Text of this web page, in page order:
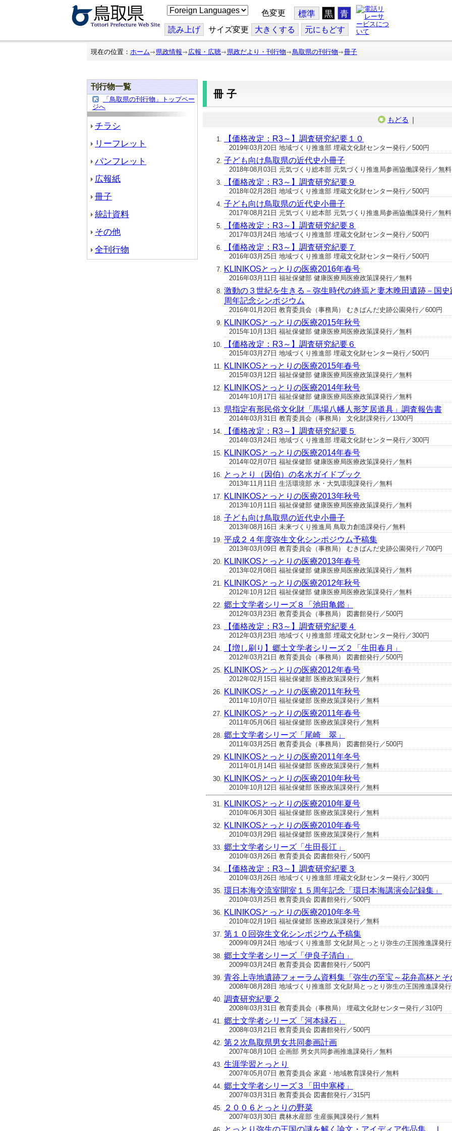
こ
の
ジ
を
翻
色変更 標準 黒 青
読み上げ サイズ変更 大きくする 元にもどす
現在の位置： ホーム 県政情報 広報・広聴 県政だより・刊行物 鳥取県の刊行物 冊子
刊行物一覧
「鳥取県の刊行物」トップペー
ジへ
チラシ
リーフレット
パンフレット
広報紙
冊子
統計資料
その他
全刊行物
冊子
もどる ｜
【価格改定：R3～】調査研究紀要１０
2019年03月20日 地域づくり推進部 埋蔵文化財センター発行／500円
子ども向け鳥取県の近代史小冊子
2018年08月03日 元気づくり総本部 元気づくり推進局参画協働課発行／無料
【価格改定：R3～】調査研究紀要９
2018年02月28日 地域づくり推進部 埋蔵文化財センター発行／500円
子ども向け鳥取県の近代史小冊子
2017年08月21日 元気づくり総本部 元気づくり推進局参画協働課発行／無料
【価格改定：R3～】調査研究紀要８
2017年03月24日 地域づくり推進部 埋蔵文化財センター発行／500円
【価格改定：R3～】調査研究紀要７
2016年03月25日 地域づくり推進部 埋蔵文化財センター発行／500円
KLINIKOSとっとりの医療2016年春号
2016年03月11日 福祉保健部 健康医療局医療政策課発行／無料
激動の３世紀を生きる－弥生時代の終焉と妻木晩田遺跡－国史
周年記念シンポジウム
2016年01月20日 教育委員会（事務局） むきばんだ史跡公園発行／600円
KLINIKOSとっとりの医療2015年秋号
2015年10月13日 福祉保健部 健康医療局医療政策課発行／無料
【価格改定：R3～】調査研究紀要６
2015年03月27日 地域づくり推進部 埋蔵文化財センター発行／500円
KLINIKOSとっとりの医療2015年春号
2015年03月12日 福祉保健部 健康医療局医療政策課発行／無料
KLINIKOSとっとりの医療2014年秋号
2014年10月17日 福祉保健部 健康医療局医療政策課発行／無料
県指定有形民俗文化財「馬場八幡人形芝居道具」調査報告書
2014年03月31日 教育委員会（事務局） 文化財課発行／1300円
【価格改定：R3～】調査研究紀要５
2014年03月24日 地域づくり推進部 埋蔵文化財センター発行／300円
KLINIKOSとっとりの医療2014年春号
2014年02月07日 福祉保健部 健康医療局医療政策課発行／無料
とっとり（因伯）の名水ガイドブック
2013年11月11日 生活環境部 水・大気環境課発行／無料
KLINIKOSとっとりの医療2013年秋号
2013年10月11日 福祉保健部 健康医療局医療政策課発行／無料
子ども向け鳥取県の近代史小冊子
2013年08月16日 未来づくり推進局 鳥取力創造課発行／無料
平成２４年度弥生文化シンポジウム予稿集
2013年03月09日 教育委員会（事務局） むきばんだ史跡公園発行／700円
KLINIKOSとっとりの医療2013年春号
2013年02月08日 福祉保健部 健康医療局医療政策課発行／無料
KLINIKOSとっとりの医療2012年秋号
2012年10月12日 福祉保健部 健康医療局医療政策課発行／無料
郷土文学者シリーズ８「池田亀鑑」
2012年03月23日 教育委員会（事務局） 図書館発行／500円
【価格改定：R3～】調査研究紀要４
2012年03月23日 地域づくり推進部 埋蔵文化財センター発行／300円
【増し刷り】郷土文学者シリーズ２「生田春月」
2012年03月21日 教育委員会（事務局） 図書館発行／500円
KLINIKOSとっとりの医療2012年春号
2012年02月15日 福祉保健部 医療政策課発行／無料
KLINIKOSとっとりの医療2011年秋号
2011年10月07日 福祉保健部 医療政策課発行／無料
KLINIKOSとっとりの医療2011年春号
2011年05月06日 福祉保健部 医療政策課発行／無料
郷土文学者シリーズ「尾崎 翠」
2011年03月25日 教育委員会（事務局） 図書館発行／500円
KLINIKOSとっとりの医療2011年冬号
2011年01月14日 福祉保健部 医療政策課発行／無料
KLINIKOSとっとりの医療2010年秋号
2010年10月12日 福祉保健部 医療政策課発行／無料
KLINIKOSとっとりの医療2010年夏号
2010年06月30日 福祉保健部 医療政策課発行／無料
KLINIKOSとっとりの医療2010年春号
2010年03月29日 福祉保健部 医療政策課発行／無料
郷土文学者シリーズ「生田長江」
2010年03月26日 教育委員会 図書館発行／500円
【価格改定：R3～】調査研究紀要３
2010年03月26日 地域づくり推進部 埋蔵文化財センター発行／300円
環日本海交流室開室１５周年記念「環日本海講演会記録集」
2010年03月25日 教育委員会 図書館発行／500円
KLINIKOSとっとりの医療2010年冬号
2010年02月19日 福祉保健部 医療政策課発行／無料
第１０回弥生文化シンポジウム予稿集
2009年09月24日 地域づくり推進部 文化財局とっとり弥生の王国推進課発行
郷土文学者シリーズ「伊良子清白」
2009年03月24日 教育委員会 図書館発行／500円
青谷上寺地遺跡フォーラム資料集「弥生の至宝～花弁高杯とそ
2008年08月28日 地域づくり推進部 文化財局とっとり弥生の王国推進課発行
調査研究紀要２
2008年03月31日 教育委員会（事務局） 埋蔵文化財センター発行／310円
郷土文学者シリーズ「河本緑石」
2008年03月21日 教育委員会 図書館発行／500円
第２次鳥取県男女共同参画計画
2007年08月10日 企画部 男女共同参画推進課発行／無料
生涯学習とっとり
2007年05月07日 教育委員会 家庭・地域教育課発行／無料
郷土文学者シリーズ３「田中寒楼」
2007年03月31日 教育委員会 図書館発行／315円
２００６とっとりの野菜
2007年03月30日 農林水産部 生産振興課発行／無料
とっとり弥生の王国の謎を解く論文・アイディア作品集 Ⅰ